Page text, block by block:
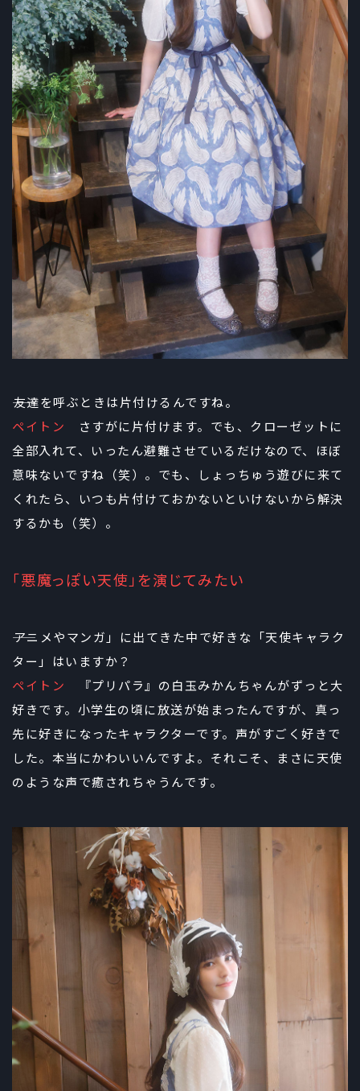
――友達を呼ぶときは片付けるんですね。
ペイトン さすがに片付けます。でも、クローゼットに
全部入れて、いったん避難させているだけなので、ほぼ
意味ないですね（笑）。でも、しょっちゅう遊びに来て
くれたら、いつも片付けておかないといけないから解決
するかも（笑）。
「悪魔っぽい天使」を演じてみたい
――アニメやマンガ」に出てきた中で好きな「天使キャラク
ター」はいますか？
ペイトン 『プリパラ』の白玉みかんちゃんがずっと大
好きです。小学生の頃に放送が始まったんですが、真っ
先に好きになったキャラクターです。声がすごく好きで
した。本当にかわいいんですよ。それこそ、まさに天使
のような声で癒されちゃうんです。